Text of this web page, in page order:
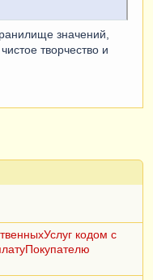
значений,
творчество и
кодом с